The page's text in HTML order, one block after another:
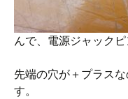
んで、電源ジャック
先端の穴が＋プラス
す。